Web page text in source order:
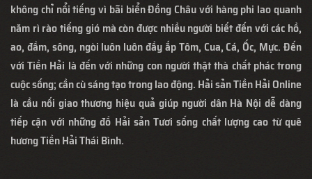
không chỉ nổi tiếng vì bãi biển Đồng Châu với hàng phi lao quanh
năm rì rào tiếng gió mà còn được nhiều người biết đến với các hồ,
ao, đầm, sông, ngòi luôn luôn đầy ắp Tôm, Cua, Cá, Ốc, Mực. Đến
với Tiền Hải là đến với những con người thật thà chất phác trong
cuộc sống; cần cù sáng tạo trong lao động. Hải sản Tiền Hải Online
là cầu nối giao thương hiệu quả giúp người dân Hà Nội dễ dàng
tiếp cận với những đồ Hải sản Tươi sống chất lượng cao từ quê
hương Tiền Hải Thái Bình.